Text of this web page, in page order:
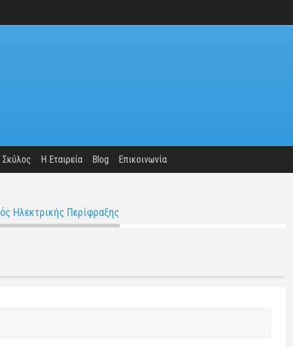
Σκύλος Η Εταιρεία Blog Επικοινωνία
Ηλεκτρικής Περίφραξης